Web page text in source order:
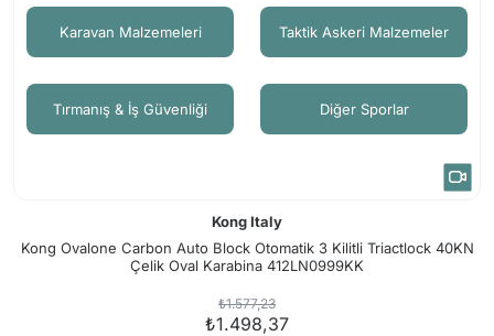
Karavan Malzemeleri Taktik Askeri Malzemeler
Tırmanış & İş Güvenliği Diğer Sporlar
Kong Italy
Kong Ovalone Carbon Auto Block Otomatik 3 Kilitli Triactlock 40KN
Çelik Oval Karabina 412LN0999KK
₺1.577,23
₺1.498,37